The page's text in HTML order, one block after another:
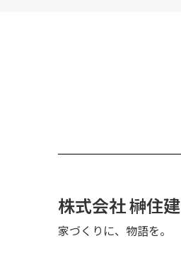
株式会社 榊住建
家づくりに、物語を。